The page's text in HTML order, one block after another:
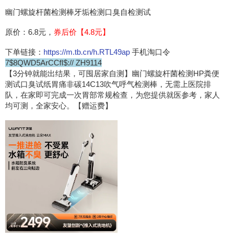
幽门螺旋杆菌检测棒牙垢检测口臭自检测试
原价：6.8元， 券后价【4.8元】
下单链接： https://m.tb.cn/h.RTL49ap 手机淘口令
7$8QWD5ArCCfI$:// ZH9114
【3分钟就能出结果，可囤居家自测】幽门螺旋杆菌检测HP粪便
测试口臭试纸胃痛非碳14C13吹气呼气检测棒，无需上医院排
队，在家即可完成一次胃部常规检查，为您提供就医参考，家人
均可测，全家安心。【赠运费】